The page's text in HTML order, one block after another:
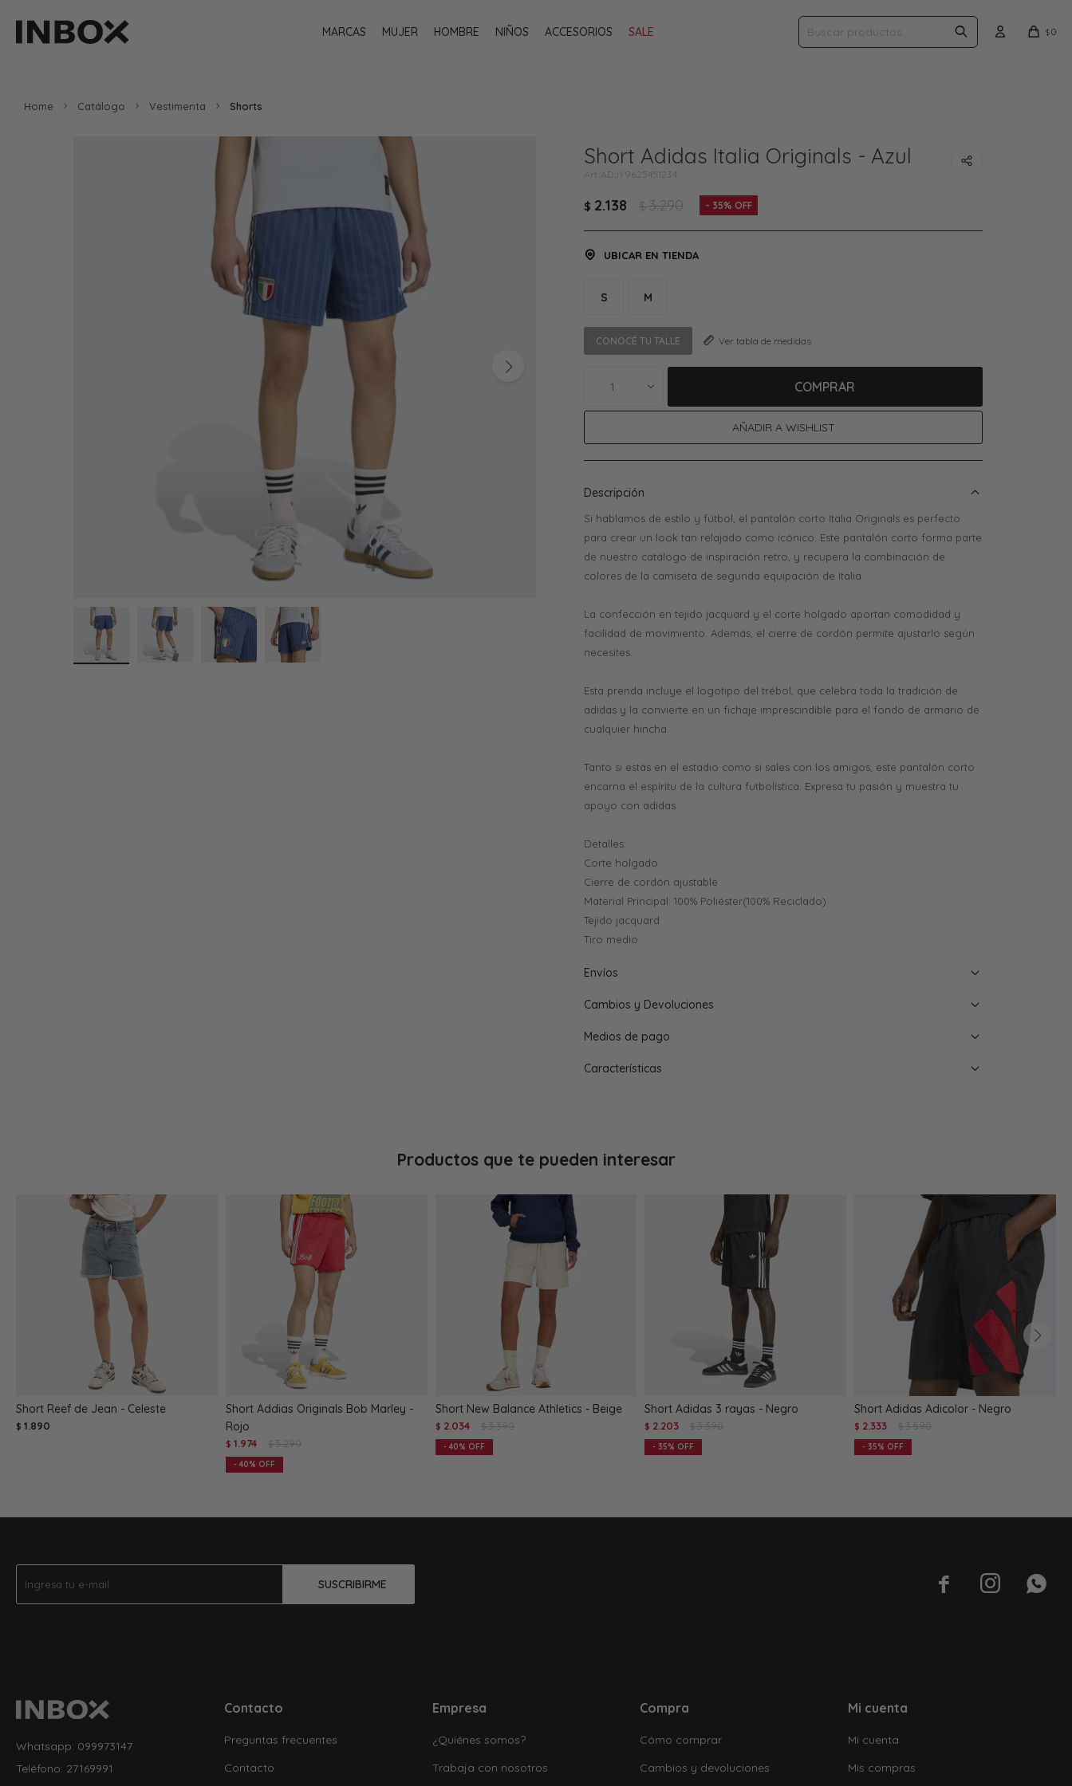
MARCAS MUJER HOMBRE NIÑOS ACCESORIOS SALE $0
Home Catálogo Vestimenta Shorts
Short Adidas Italia Originals - Azul
ADJY9625451234
$ 2.138 $ 3.290 35
UBICAR EN TIENDA
S M
CONOCÉ TU TALLE Ver tabla de medidas
1 COMPRAR
Descripción
Si hablamos de estilo y fútbol, el pantalón corto Italia Originals es perfecto
para crear un look tan relajado como icónico. Este pantalón corto forma parte
de nuestro catálogo de inspiración retro, y recupera la combinación de
colores de la camiseta de segunda equipación de Italia.
La confección en tejido jacquard y el corte holgado aportan comodidad y
facilidad de movimiento. Además, el cierre de cordón permite ajustarlo según
necesites.
Esta prenda incluye el logotipo del trébol, que celebra toda la tradición de
adidas y la convierte en un fichaje imprescindible para el fondo de armario de
cualquier hincha.
Tanto si estás en el estadio como si sales con los amigos, este pantalón corto
encarna el espíritu de la cultura futbolística. Expresa tu pasión y muestra tu
apoyo con adidas.
Detalles:
Corte holgado
Cierre de cordón ajustable
Material Principal: 100% Poliéster(100% Reciclado)
Tejido jacquard
Tiro medio
Envíos
Cambios y Devoluciones
Medios de pago
Características
Productos que te pueden interesar
Short Reef de Jean - Celeste
$ 1.890
Short Addias Originals Bob Marley -
Rojo
$ 1.974 $ 3.290
40
Short New Balance Athletics - Beige
$ 2.034 $ 3.390
40
Short Adidas 3 rayas - Negro
$ 2.203 $ 3.390
35
Short Adidas Adicolor - Negro
$ 2.333 $ 3.590
35
SUSCRIBIRME   
Whatsapp: 099973147
Teléfono: 27169991
Contacto
Preguntas frecuentes
Contacto
Empresa
¿Quiénes somos?
Trabaja con nosotros
Compra
Cómo comprar
Cambios y devoluciones
Mi cuenta
Mi cuenta
Mis compras